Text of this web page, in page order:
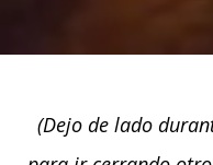
(Dejo de lado